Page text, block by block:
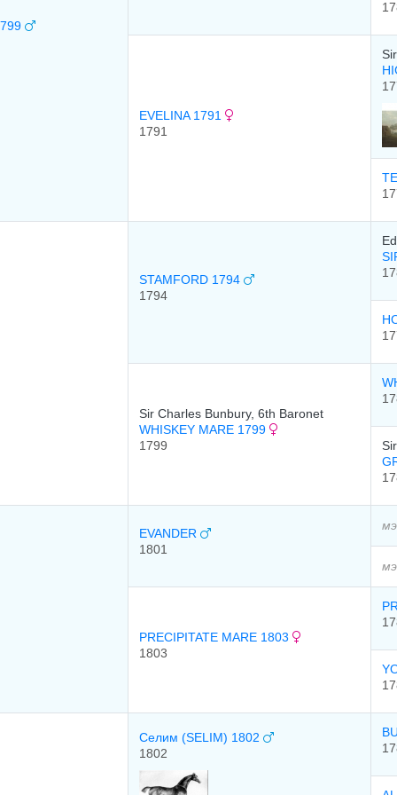
EVELINA 1791
1791
STAMFORD 1794
1794
Sir Charles Bunbury, 6th Baronet
WHISKEY MARE 1799
1799
EVANDER
1801
PRECIPITATE MARE 1803
1803
Селим (SELIM) 1802
1802